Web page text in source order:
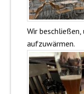
Wir
aufzuwärmen.